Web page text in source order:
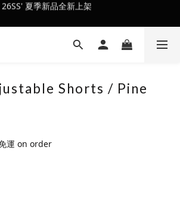
會員訂單滿$2500超取免運
員訂單滿$2500超取免運
Shorts / Pine
運 on order